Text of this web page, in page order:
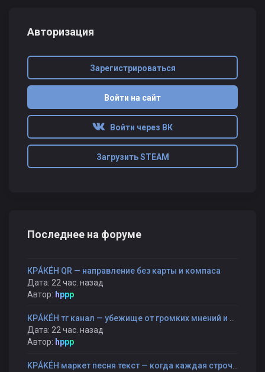
Авторизация
Зарегистрироваться
Войти на сайт
Войти через ВК
Загрузить STEAM
Последнее на форуме
КРÁКÉН QR — направление без карты и компаса
Дата: 22 час. назад
Автор: hppp
Дата: 22 час. назад
Автор: hppp